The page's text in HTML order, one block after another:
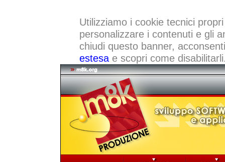
Utilizziamo i cookie tecnici
personalizzare i contenuti e gli
chiudi questo banner,
estesae scopri come